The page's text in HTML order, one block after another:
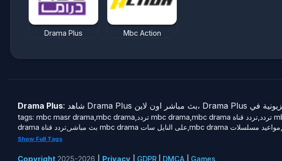
Drama Plus Mbc Action
Drama Plus
tags: mbc masr drama,mbc drama,تردد mbc drama,mbc drama تردد,تردد قناة mbc drama,mbc drama hd تردد,mbc drama logo,mbc drama timetable,mbc drama hd,mbc drama schedule,mbc
Show Full Tags
Copyright 2025-2026 Privacy GDPR DMCA Games